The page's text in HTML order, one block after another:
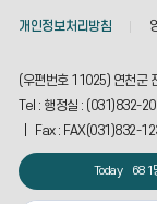
개인정보처리방침
(우편번호 11025) 연천군
Tel : 행정실 : (031)832-
| Fax : FAX(031)832-
Today 681